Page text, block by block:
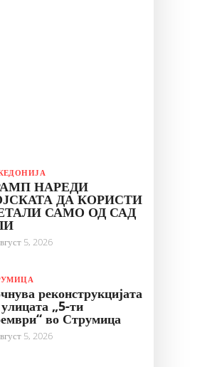
НАРЕДИ
ДА КОРИСТИ
САМО ОД САД
5, 2026
реконструкцијата
„5-ти
во Струмица
5, 2026